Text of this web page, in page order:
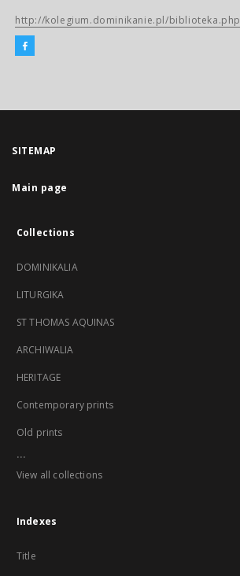
http://kolegium.dominikanie.pl/biblioteka.php
SITEMAP
Main page
Collections
DOMINIKALIA
LITURGIKA
ST THOMAS AQUINAS
ARCHIWALIA
HERITAGE
Contemporary prints
Old prints
...
View all collections
Indexes
Title